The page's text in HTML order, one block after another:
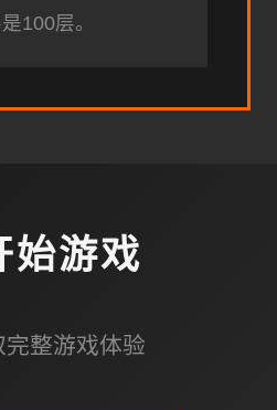
100层。
始游戏
完整游戏体验